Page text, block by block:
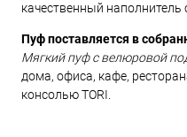
качественный
Пуф поставляется в
Мягкий пуф с велюровой
дома, офиса, кафе,
консолью TORI.